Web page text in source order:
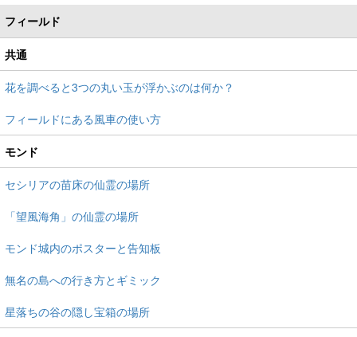
フィールド
共通
花を調べると3つの丸い玉が浮かぶのは何か？
フィールドにある風車の使い方
モンド
セシリアの苗床の仙霊の場所
「望風海角」の仙霊の場所
モンド城内のポスターと告知板
無名の島への行き方とギミック
星落ちの谷の隠し宝箱の場所